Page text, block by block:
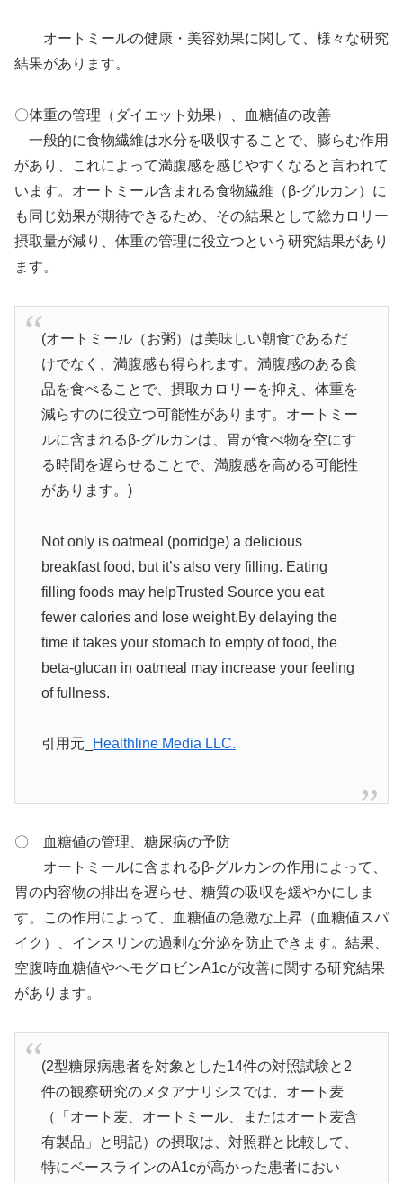
オートミールの健康・美容効果に関して、様々な研究
結果があります。
〇体重の管理（ダイエット効果）、血糖値の改善
一般的に食物繊維は水分を吸収することで、膨らむ作用
があり、これによって満腹感を感じやすくなると言われて
います。オートミール含まれる食物繊維（β-グルカン）に
も同じ効果が期待できるため、その結果として総カロリー
摂取量が減り、体重の管理に役立つという研究結果があり
ます。
(オートミール（お粥）は美味しい朝食であるだ
けでなく、満腹感も得られます。満腹感のある食
品を食べることで、摂取カロリーを抑え、体重を
減らすのに役立つ可能性があります。オートミー
ルに含まれるβ-グルカンは、胃が食べ物を空にす
る時間を遅らせることで、満腹感を高める可能性
があります。)
Not only is oatmeal (porridge) a delicious
breakfast food, but it’s also very filling. Eating
filling foods may helpTrusted Source you eat
fewer calories and lose weight.By delaying the
time it takes your stomach to empty of food, the
beta-glucan in oatmeal may increase your feeling
of fullness.
引用元_ Healthline Media LLC.
〇 血糖値の管理、糖尿病の予防
オートミールに含まれるβ-グルカンの作用によって、
胃の内容物の排出を遅らせ、糖質の吸収を緩やかにしま
す。この作用によって、血糖値の急激な上昇（血糖値スパ
イク）、インスリンの過剰な分泌を防止できます。結果、
空腹時血糖値やヘモグロビンA1cが改善に関する研究結果
があります。
(2型糖尿病患者を対象とした14件の対照試験と2
件の観察研究のメタアナリシスでは、オート麦
（「オート麦、オートミール、またはオート麦含
有製品」と明記）の摂取は、対照群と比較して、
特にベースラインのA1cが高かった患者におい